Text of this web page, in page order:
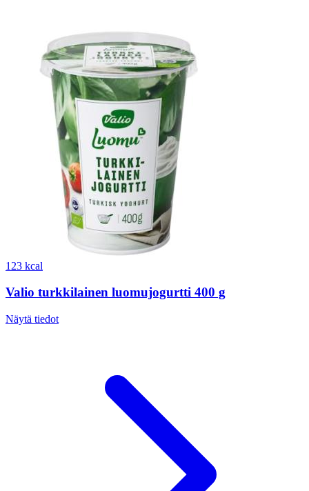
123 kcal
Valio turkkilainen luomujogurtti 400 g
Näytä tiedot